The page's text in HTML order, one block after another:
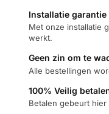
Installatie garantie
Met onze installatie
werkt.
Geen zin om te
Alle bestellingen
100% Veilig
Betalen gebeurt